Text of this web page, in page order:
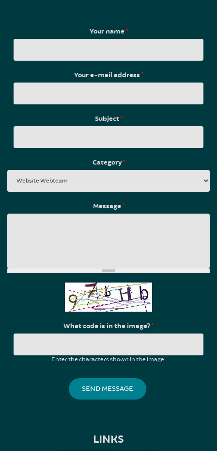
Your name*
Your e-mail address*
Subject*
Category*
Message*
What code is in the image?*
Enter the characters shown in the image.
LINKS